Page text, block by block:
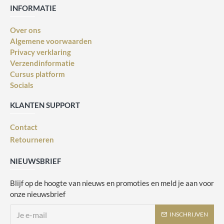
INFORMATIE
Over ons
Algemene voorwaarden
Privacy verklaring
Verzendinformatie
Cursus platform
Socials
KLANTEN SUPPORT
Contact
Retourneren
NIEUWSBRIEF
Blijf op de hoogte van nieuws en promoties en meld je aan voor
onze nieuwsbrief
INSCHRIJVEN